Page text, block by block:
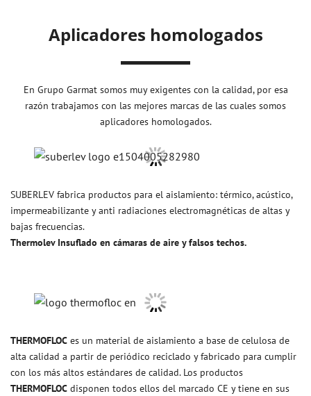
Aplicadores homologados
En Grupo Garmat somos muy exigentes con la calidad, por esa
razón trabajamos con las mejores marcas de las cuales somos
aplicadores homologados.
SUBERLEV fabrica productos para el aislamiento: térmico, acústico,
impermeabilizante y anti radiaciones electromagnéticas de altas y
bajas frecuencias.
Thermolev Insuflado en cámaras de aire y falsos techos.
THERMOFLOC es un material de aislamiento a base de celulosa de
alta calidad a partir de periódico reciclado y fabricado para cumplir
con los más altos estándares de calidad. Los productos
THERMOFLOC disponen todos ellos del marcado CE y tiene en sus